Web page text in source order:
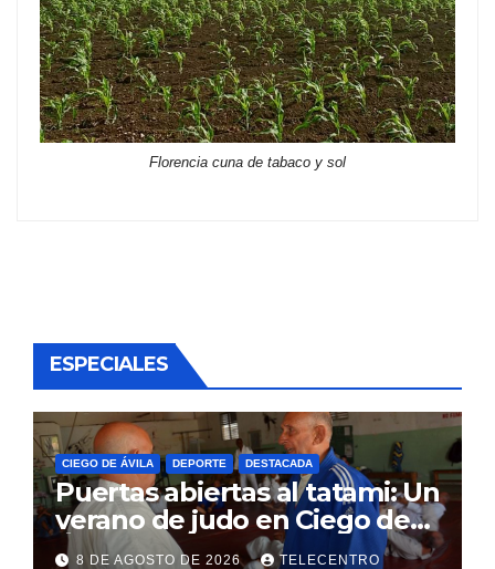
Florencia cuna de tabaco y sol
ESPECIALES
CIEGO DE ÁVILA DEPORTE DESTACADA
Puertas abiertas al tatami: Un
verano de judo en Ciego de
Ávila
8 DE AGOSTO DE 2026 TELECENTRO